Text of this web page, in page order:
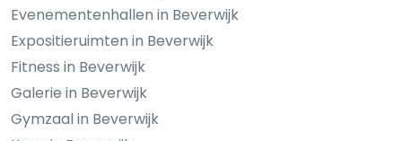
Evenementenhallen in Beverwijk
Expositieruimten in Beverwijk
Fitness in Beverwijk
Galerie in Beverwijk
Gymzaal in Beverwijk